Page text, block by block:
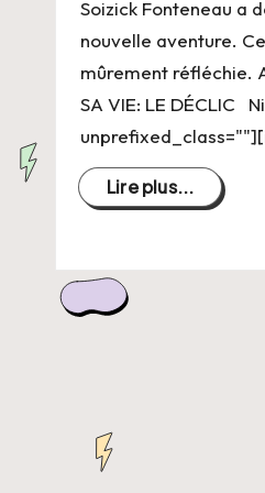
C
h
a
n
g
e
r
V
Soizick Fonteneau a
nouvelle aventure.
mûrement réfléchie.
SA VIE: LE DÉCLIC
Lire plus...